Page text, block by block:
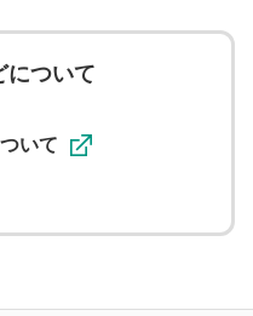
また、利用者は、コメント
いことに同意します。利
サービスの広告・宣伝、
について
いて